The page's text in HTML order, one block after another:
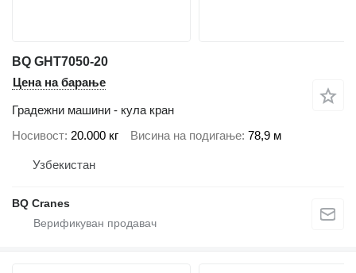
BQ GHT7050-20
Цена на барање
Градежни машини - кула кран
Носивост 20.000 кг Висина на подигање 78,9 м
Узбекистан
BQ Cranes